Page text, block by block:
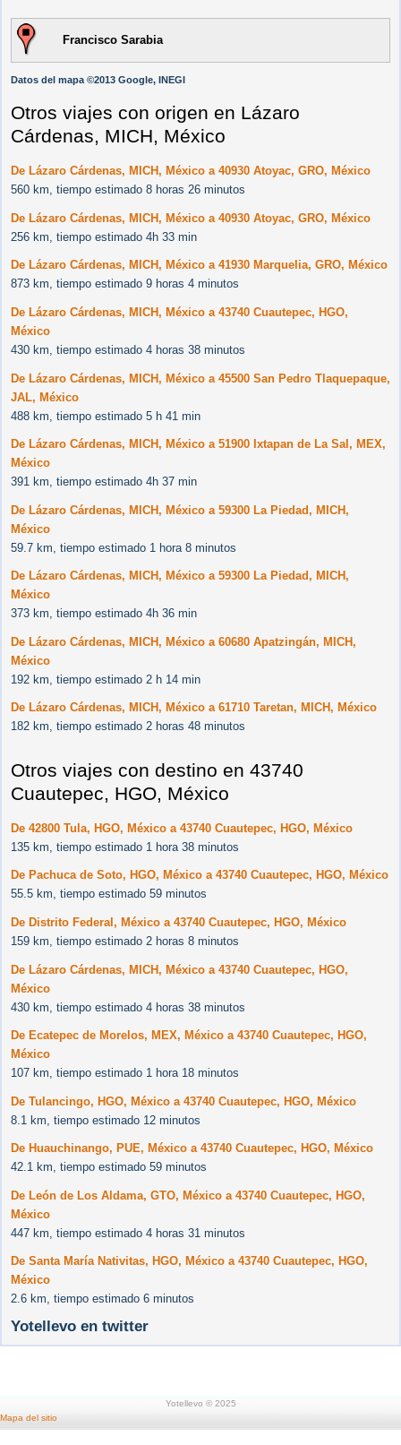
Francisco Sarabia
Datos del mapa ©2013 Google, INEGI
Otros viajes con origen en Lázaro
Cárdenas, MICH, México
De Lázaro Cárdenas, MICH, México a 40930 Atoyac, GRO, México
560 km, tiempo estimado 8 horas 26 minutos
De Lázaro Cárdenas, MICH, México a 40930 Atoyac, GRO, México
256 km, tiempo estimado 4h 33 min
De Lázaro Cárdenas, MICH, México a 41930 Marquelia, GRO, México
873 km, tiempo estimado 9 horas 4 minutos
De Lázaro Cárdenas, MICH, México a 43740 Cuautepec, HGO,
México
430 km, tiempo estimado 4 horas 38 minutos
De Lázaro Cárdenas, MICH, México a 45500 San Pedro Tlaquepaque,
JAL, México
488 km, tiempo estimado 5 h 41 min
De Lázaro Cárdenas, MICH, México a 51900 Ixtapan de La Sal, MEX,
México
391 km, tiempo estimado 4h 37 min
De Lázaro Cárdenas, MICH, México a 59300 La Piedad, MICH,
México
59.7 km, tiempo estimado 1 hora 8 minutos
De Lázaro Cárdenas, MICH, México a 59300 La Piedad, MICH,
México
373 km, tiempo estimado 4h 36 min
De Lázaro Cárdenas, MICH, México a 60680 Apatzingán, MICH,
México
192 km, tiempo estimado 2 h 14 min
De Lázaro Cárdenas, MICH, México a 61710 Taretan, MICH, México
182 km, tiempo estimado 2 horas 48 minutos
Otros viajes con destino en 43740
Cuautepec, HGO, México
De 42800 Tula, HGO, México a 43740 Cuautepec, HGO, México
135 km, tiempo estimado 1 hora 38 minutos
De Pachuca de Soto, HGO, México a 43740 Cuautepec, HGO, México
55.5 km, tiempo estimado 59 minutos
De Distrito Federal, México a 43740 Cuautepec, HGO, México
159 km, tiempo estimado 2 horas 8 minutos
De Lázaro Cárdenas, MICH, México a 43740 Cuautepec, HGO,
México
430 km, tiempo estimado 4 horas 38 minutos
De Ecatepec de Morelos, MEX, México a 43740 Cuautepec, HGO,
México
107 km, tiempo estimado 1 hora 18 minutos
De Tulancingo, HGO, México a 43740 Cuautepec, HGO, México
8.1 km, tiempo estimado 12 minutos
De Huauchinango, PUE, México a 43740 Cuautepec, HGO, México
42.1 km, tiempo estimado 59 minutos
De León de Los Aldama, GTO, México a 43740 Cuautepec, HGO,
México
447 km, tiempo estimado 4 horas 31 minutos
De Santa María Nativitas, HGO, México a 43740 Cuautepec, HGO,
México
2.6 km, tiempo estimado 6 minutos
Yotellevo en twitter
Yotellevo © 2025
Mapa del sitio